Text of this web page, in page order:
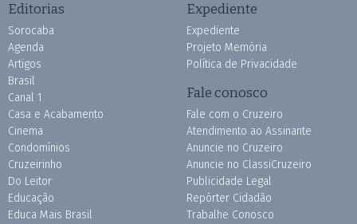
Editorias
Sorocaba
Agenda
Artigos
Brasil
Canal 1
Casa e Acabamento
Cinema
Condomínios
Cruzeirinho
Do Leitor
Educação
Educa Mais Brasil
Expediente
Expediente
Projeto Memória
Política de Privacidade
Fale conosco
Fale com o Cruzeiro
Atendimento ao Assinante
Anuncie no Cruzeiro
Anuncie no ClassiCruzeiro
Publicidade Legal
Repórter Cidadão
Trabalhe Conosco